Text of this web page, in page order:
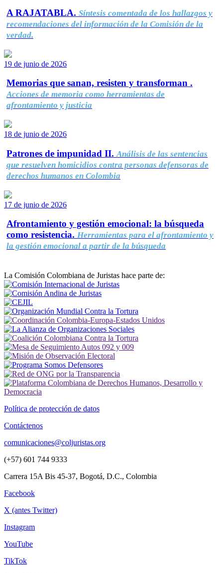
A RAJATABLA. Síntesis comentada de los hallazgos y
recomendaciones del información de la Comisión de la
verdad.
19 de junio de 2026
Memorias que sanan, resisten y transforman .
Acciones de memoria como herramientas de
afrontamiento y justicia
18 de junio de 2026
Patrones de impunidad II. Análisis de las sentencias
que resuelven homicidios contra personas defensoras de
derechos humanos en Colombia
17 de junio de 2026
Afrontamiento y gestión emocional: la búsqueda
como resistencia. Herramientas para el afrontamiento y
la gestión emocional a partir de la búsqueda
La Comisión Colombiana de Juristas hace parte de:
Política de protección de datos
Contáctenos
comunicaciones@coljuristas.org
(+57) 601 744 9333
Carrera 15A Bis 45-37, Bogotá, D.C., Colombia
Facebook
X (antes Twitter)
Instagram
YouTube
TikTok